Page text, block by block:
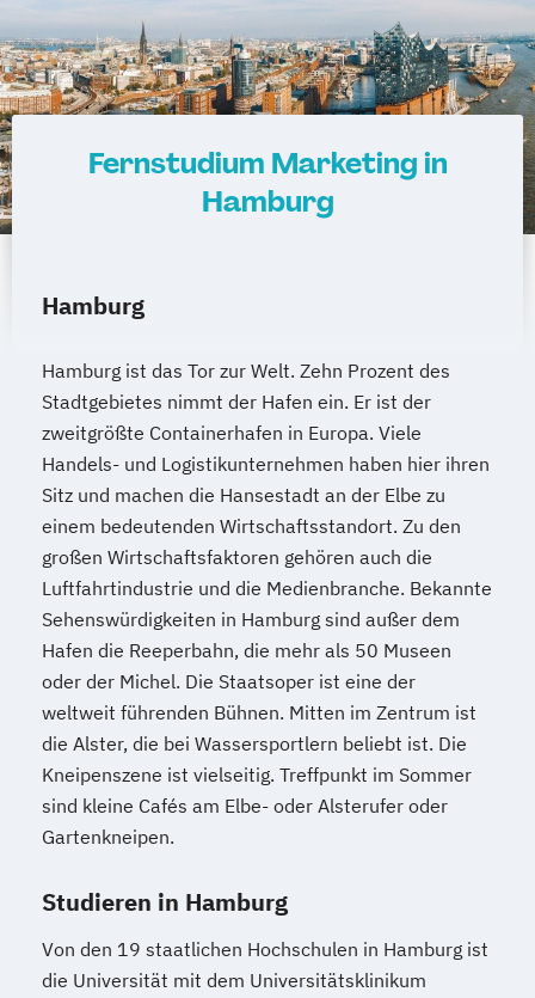
Fernstudium Marketing in
Hamburg
Hamburg
Hamburg ist das Tor zur Welt. Zehn Prozent des
Stadtgebietes nimmt der Hafen ein. Er ist der
zweitgrößte Containerhafen in Europa. Viele
Handels- und Logistikunternehmen haben hier ihren
Sitz und machen die Hansestadt an der Elbe zu
einem bedeutenden Wirtschaftsstandort. Zu den
großen Wirtschaftsfaktoren gehören auch die
Luftfahrtindustrie und die Medienbranche. Bekannte
Sehenswürdigkeiten in Hamburg sind außer dem
Hafen die Reeperbahn, die mehr als 50 Museen
oder der Michel. Die Staatsoper ist eine der
weltweit führenden Bühnen. Mitten im Zentrum ist
die Alster, die bei Wassersportlern beliebt ist. Die
Kneipenszene ist vielseitig. Treffpunkt im Sommer
sind kleine Cafés am Elbe- oder Alsterufer oder
Gartenkneipen.
Studieren in Hamburg
Von den 19 staatlichen Hochschulen in Hamburg ist
die Universität mit dem Universitätsklinikum